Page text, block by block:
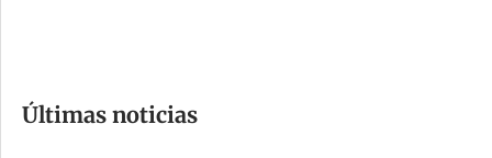
m
Últimas noticias